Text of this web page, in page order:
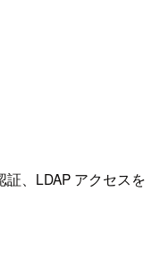
、LDAP アクセスを